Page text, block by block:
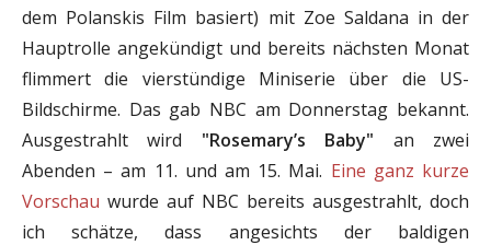
dem Polanskis Film basiert) mit Zoe Saldana in der
Hauptrolle angekündigt und bereits nächsten Monat
flimmert die vierstündige Miniserie über die US-
Bildschirme. Das gab NBC am Donnerstag bekannt.
Ausgestrahlt wird "Rosemary’s Baby" an zwei
Abenden – am 11. und am 15. Mai. Eine ganz kurze
Vorschau wurde auf NBC bereits ausgestrahlt, doch
ich schätze, dass angesichts der baldigen